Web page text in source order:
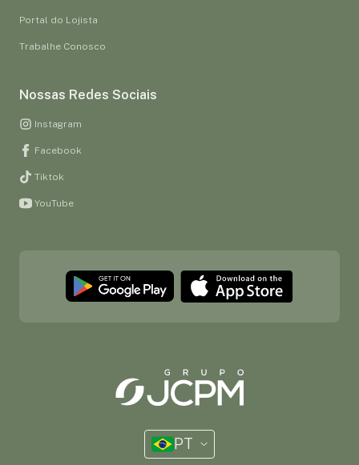
Portal do Lojista
Trabalhe Conosco
Nossas Redes Sociais
Instagram
Facebook
Tiktok
YouTube
PT